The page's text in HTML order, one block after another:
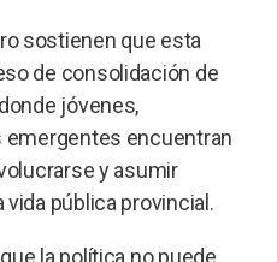
sostienen que esta
de consolidación de
jóvenes,
encuentran
y asumir
pública provincial.
la política no puede